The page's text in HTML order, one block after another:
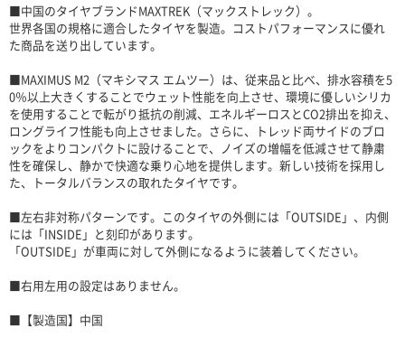
■中国のタイヤブランドMAXTREK（マックストレック）。
世界各国の規格に適合したタイヤを製造。コストパフォーマンスに優れ
た商品を送り出しています。
■MAXIMUS M2（マキシマス エムツー）は、従来品と比べ、排水容積を5
0％以上大きくすることでウェット性能を向上させ、環境に優しいシリカ
を使用することで転がり抵抗の削減、エネルギーロスとCO2排出を抑え、
ロングライフ性能も向上させました。さらに、トレッド両サイドのブロ
ックをよりコンパクトに設けることで、ノイズの増幅を低減させて静粛
性を確保し、静かで快適な乗り心地を提供します。新しい技術を採用し
た、トータルバランスの取れたタイヤです。
■左右非対称パターンです。このタイヤの外側には「OUTSIDE」、内側
には「INSIDE」と刻印があります。
「OUTSIDE」が車両に対して外側になるように装着してください。
■右用左用の設定はありません。
■【製造国】中国